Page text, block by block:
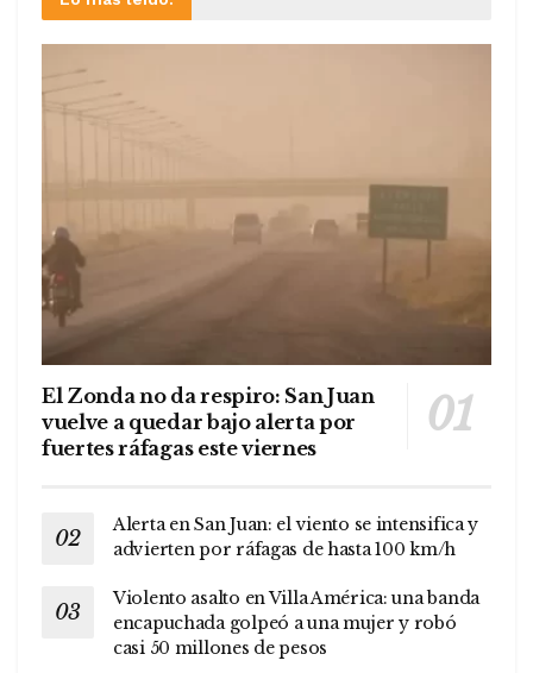
El Zonda no da respiro: San Juan
vuelve a quedar bajo alerta por
fuertes ráfagas este viernes
Alerta en San Juan: el viento se intensifica y
advierten por ráfagas de hasta 100 km/h
Violento asalto en Villa América: una banda
encapuchada golpeó a una mujer y robó
casi 50 millones de pesos